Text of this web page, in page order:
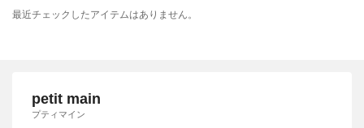
最近チェックしたアイテムはありません。
petit main
プティマイン